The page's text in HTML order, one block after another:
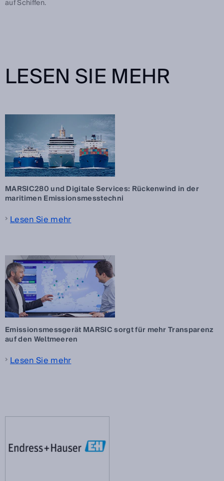
auf Schiffen.
LESEN SIE MEHR
MARSIC280 und Digitale Services: Rückenwind in der
maritimen Emissionsmesstechni
Lesen Sie mehr
Emissionsmessgerät MARSIC sorgt für mehr Transparenz
auf den Weltmeeren
Lesen Sie mehr